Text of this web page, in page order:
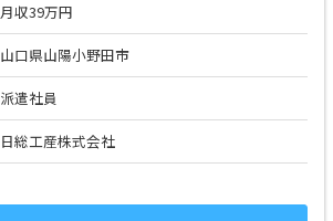
月収39万円
山口県山陽小野田市
派遣社員
日総工産株式会社